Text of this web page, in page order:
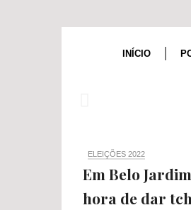
INÍCIO
ELEIÇÕES 2022
Em Belo
hora de dar